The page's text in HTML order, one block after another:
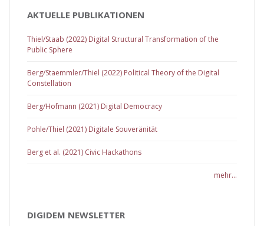
AKTUELLE PUBLIKATIONEN
Thiel/Staab (2022) Digital Structural Transformation of the
Public Sphere
Berg/Staemmler/Thiel (2022) Political Theory of the Digital
Constellation
Berg/Hofmann (2021) Digital Democracy
Pohle/Thiel (2021) Digitale Souveränität
Berg et al. (2021) Civic Hackathons
mehr...
DIGIDEM NEWSLETTER